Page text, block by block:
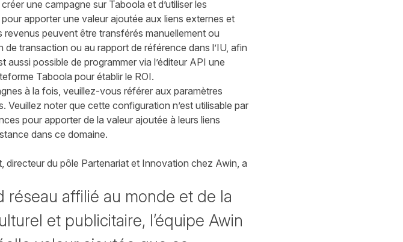
une campagne sur Taboola et d’utiliser les
pour apporter une valeur ajoutée aux liens externes et
peuvent être transférés manuellement ou
transaction ou au rapport de référence dans l’IU, afin
possible de programmer via l’éditeur API une
Taboola pour établir le ROI.
à la fois, veuillez-vous référer aux paramètres
Veuillez noter que cette configuration n’est utilisable par
pour apporter de la valeur ajoutée à leurs liens
dans ce domaine.
du pôle Partenariat et Innovation chez Awin, a
réseau affilié au monde et de la
et publicitaire, l’équipe Awin